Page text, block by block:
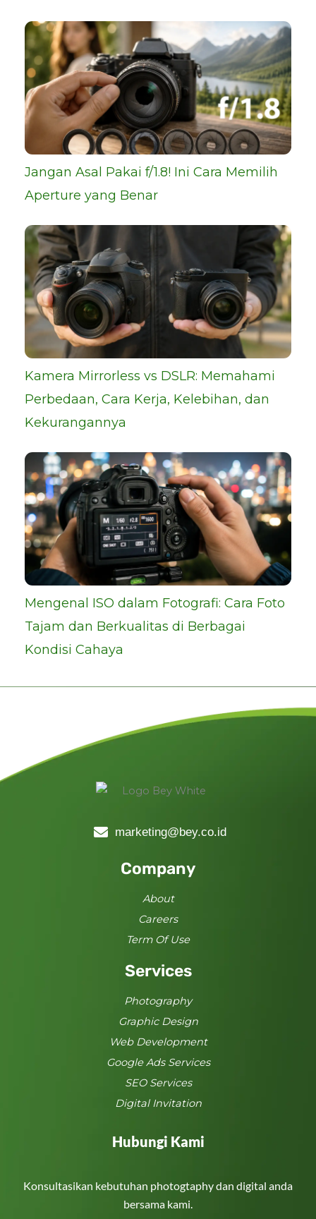
Jangan Asal Pakai f/1.8! Ini Cara Memilih
Aperture yang Benar
Kamera Mirrorless vs DSLR: Memahami
Perbedaan, Cara Kerja, Kelebihan, dan
Kekurangannya
Mengenal ISO dalam Fotografi: Cara Foto
Tajam dan Berkualitas di Berbagai
Kondisi Cahaya
marketing@bey.co.id
Company
About
Careers
Term Of Use
Services
Photography
Graphic Design
Web Development
Google Ads Services
SEO Services
Digital Invitation
Hubungi Kami
Konsultasikan kebutuhan photogtaphy dan digital anda
bersama kami.